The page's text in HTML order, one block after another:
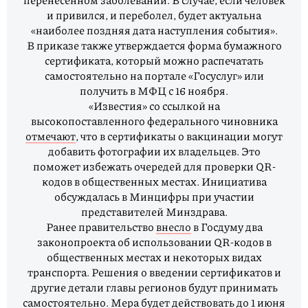
и привился, и переболел, будет актуальна
«наиболее поздняя дата наступления события».
В приказе также утверждается форма бумажного
сертификата, который можно распечатать
самостоятельно на портале «Госуслуг» или
получить в МФЦ с 16 ноября.
«Известия» со ссылкой на
высокопоставленного федерального чиновника
отмечают, что в сертификаты о вакцинации могут
добавить фотографии их владельцев. Это
поможет избежать очередей для проверки QR-
кодов в общественных местах. Инициатива
обсуждалась в Минцифры при участии
представителей Минздрава.
Ранее правительствовнеслов Госдуму два
законопроекта об использовании QR-кодов в
общественных местах и некоторых видах
транспорта. Решения о введении сертификатов и
другие детали главы регионов будут принимать
самостоятельно. Мера будет действовать до 1 июня